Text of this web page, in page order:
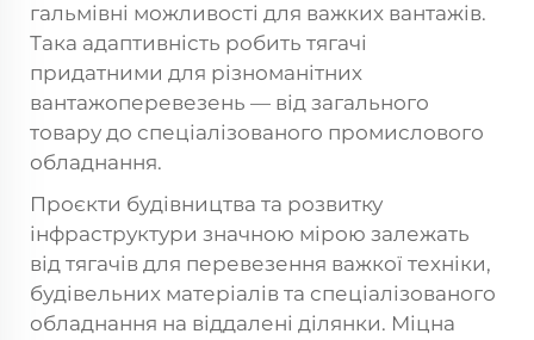
гальмівні можливості для важких вантажів.
Така адаптивність робить тягачі
придатними для різноманітних
вантажоперевезень — від загального
товару до спеціалізованого промислового
обладнання.
Проєкти будівництва та розвитку
інфраструктури значною мірою залежать
від тягачів для перевезення важкої техніки,
будівельних матеріалів та спеціалізованого
обладнання на віддалені ділянки. Міцна